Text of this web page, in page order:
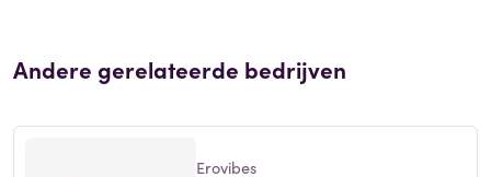
Andere gerelateerde bedrijven
Erovibes